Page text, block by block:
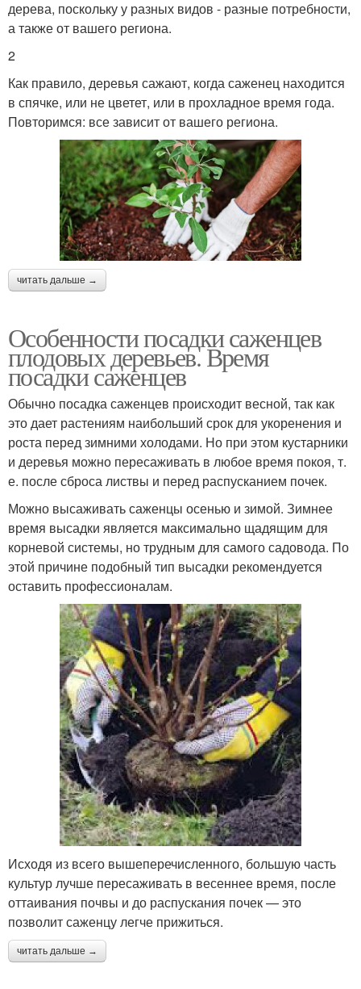
дерева, поскольку у разных видов - разные потребности,
а также от вашего региона.
2
Как правило, деревья сажают, когда саженец находится
в спячке, или не цветет, или в прохладное время года.
Повторимся: все зависит от вашего региона.
читать дальше →
Особенности посадки саженцев
плодовых деревьев. Время
посадки саженцев
Обычно посадка саженцев происходит весной, так как
это дает растениям наибольший срок для укоренения и
роста перед зимними холодами. Но при этом кустарники
и деревья можно пересаживать в любое время покоя, т.
е. после сброса листвы и перед распусканием почек.
Можно высаживать саженцы осенью и зимой. Зимнее
время высадки является максимально щадящим для
корневой системы, но трудным для самого садовода. По
этой причине подобный тип высадки рекомендуется
оставить профессионалам.
Исходя из всего вышеперечисленного, большую часть
культур лучше пересаживать в весеннее время, после
оттаивания почвы и до распускания почек — это
позволит саженцу легче прижиться.
читать дальше →